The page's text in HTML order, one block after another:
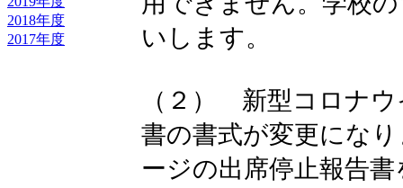
2018年度
2017年度
いします。
（２） 新型コロナ
書の書式が変更にな
ージの出席停止報告